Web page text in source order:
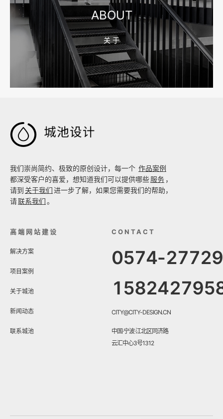
2026-08-02 17:58:44
工厂短视频拍摄后，怎样放进官网帮助客户判断实力
ABOUT
关 于

我们崇尚简约、极致的原创设计，每一个 作品案例
都深受客户的喜爱，想知道我们可以提供哪些服务 ，
请到 关于我们进一步了解，如果您需要我们的帮助，
请联系我们。
高端网站建设
解决方案
项目案例
关于城池
新闻动态
联系城池
CONTACT
0574-
CITY@CITY-DESIGN.CN
中国·宁波·江北区同济路
云汇中心3号1312